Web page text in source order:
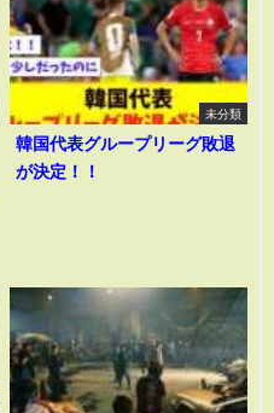
未分類
韓国代表グループリーグ敗退
が決定！！